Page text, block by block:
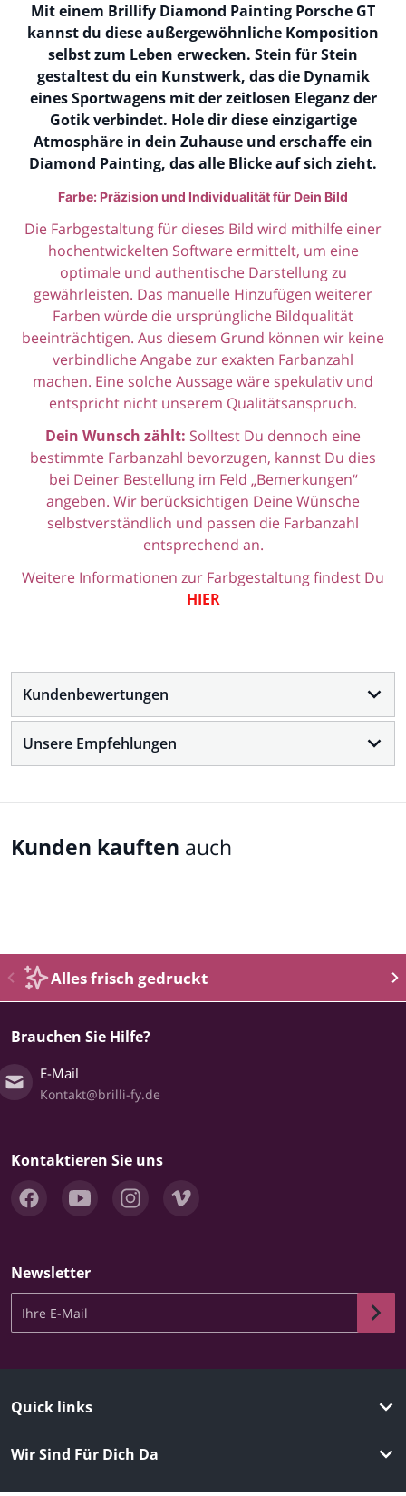
Mit einem Brillify Diamond Painting Porsche GT
kannst du diese außergewöhnliche Komposition
selbst zum Leben erwecken. Stein für Stein
gestaltest du ein Kunstwerk, das die Dynamik
eines Sportwagens mit der zeitlosen Eleganz der
Gotik verbindet. Hole dir diese einzigartige
Atmosphäre in dein Zuhause und erschaffe ein
Diamond Painting, das alle Blicke auf sich zieht.
Farbe: Präzision und Individualität für Dein Bild
Die Farbgestaltung für dieses Bild wird mithilfe einer
hochentwickelten Software ermittelt, um eine
optimale und authentische Darstellung zu
gewährleisten. Das manuelle Hinzufügen weiterer
Farben würde die ursprüngliche Bildqualität
beeinträchtigen. Aus diesem Grund können wir keine
verbindliche Angabe zur exakten Farbanzahl
machen. Eine solche Aussage wäre spekulativ und
entspricht nicht unserem Qualitätsanspruch.
Dein Wunsch zählt: Solltest Du dennoch eine
bestimmte Farbanzahl bevorzugen, kannst Du dies
bei Deiner Bestellung im Feld „Bemerkungen“
angeben. Wir berücksichtigen Deine Wünsche
selbstverständlich und passen die Farbanzahl
entsprechend an.
Weitere Informationen zur Farbgestaltung findest Du
HIER
Kundenbewertungen
Unsere Empfehlungen
Kunden kauften auch
Complementaryproducts
Alles frisch gedruckt
Brauchen Sie Hilfe?
E-Mail
Kontakt@brilli-fy.de
Kontaktieren Sie uns
Newsletter
Quick links
Wir Sind Für Dich Da